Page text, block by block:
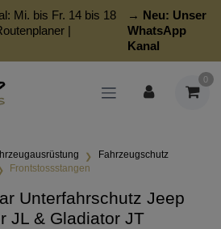
Mi. bis Fr. 14 bis 18
|
→ Neu: Unser
WhatsApp
Kanal
0
Fahrzeugschutz
Frontstossstangen
Unterfahrschutz Jeep
JL & Gladiator JT